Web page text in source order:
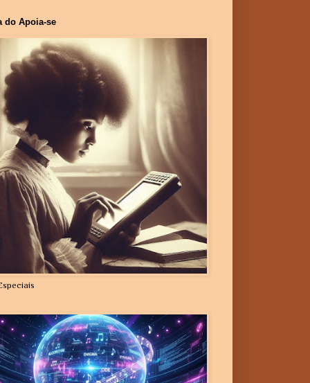
do Apoia-se